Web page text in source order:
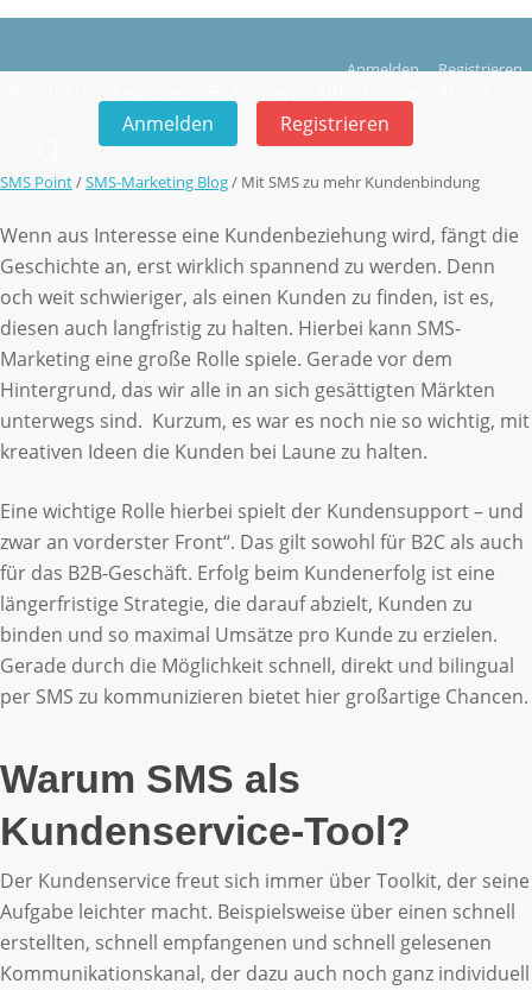
Skip
main
Anmelden Registrieren
Anmelden Registrieren
search
SMS-Marketing Blog
Mit SMS zu mehr
Kundenbindung
SMS Point/SMS-Marketing Blog/ Mit SMS zu mehr Kundenbindung
Wenn aus Interesse eine Kundenbeziehung wird, fängt die
Geschichte an, erst wirklich spannend zu werden. Denn
och weit schwieriger, als einen Kunden zu finden, ist es,
diesen auch langfristig zu halten. Hierbei kann SMS-
Marketing eine große Rolle spiele. Gerade vor dem
Hintergrund, das wir alle in an sich gesättigten Märkten
unterwegs sind. Kurzum, es war es noch nie so wichtig, mit
kreativen Ideen die Kunden bei Laune zu halten.
Eine wichtige Rolle hierbei spielt der Kundensupport – und
zwar an vorderster Front“. Das gilt sowohl für B2C als auch
für das B2B-Geschäft. Erfolg beim Kundenerfolg ist eine
längerfristige Strategie, die darauf abzielt, Kunden zu
binden und so maximal Umsätze pro Kunde zu erzielen.
Gerade durch die Möglichkeit schnell, direkt und bilingual
per SMS zu kommunizieren bietet hier großartige Chancen.
Warum SMS als
Kundenservice-Tool?
Der Kundenservice freut sich immer über Toolkit, der seine
Aufgabe leichter macht. Beispielsweise über einen schnell
erstellten, schnell empfangenen und schnell gelesenen
Kommunikationskanal, der dazu auch noch ganz individuell